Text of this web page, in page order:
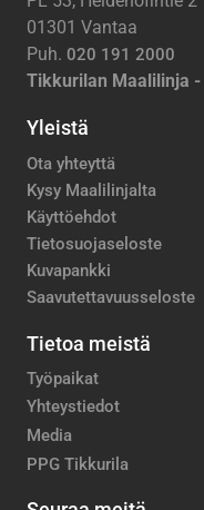
01301 Vantaa
Puh. 020 191 2000
Tikkurilan Maalilinja -
Yleistä
Ota yhteyttä
Kysy Maalilinjalta
Käyttöehdot
Tietosuojaseloste
Kuvapankki
Saavutettavuusseloste
Tietoa meistä
Työpaikat
Yhteystiedot
Media
PPG Tikkurila